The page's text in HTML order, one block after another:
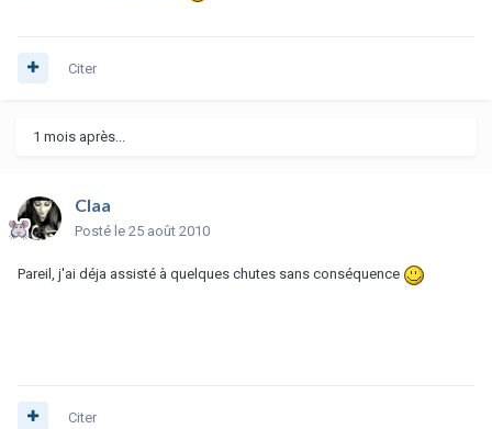
Citer
1 mois après...
Claa
Posté le 25 août 2010
Pareil, j'ai déja assisté à quelques chutes sans conséquence
Citer